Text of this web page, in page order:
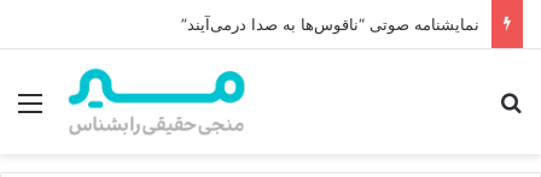
نمایشنامه صوتی “ناقوس‌ها به صدا در‌می‌آیند”